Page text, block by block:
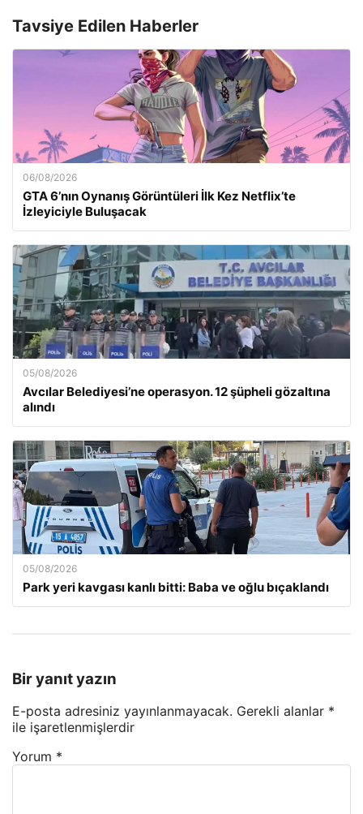
Tavsiye Edilen Haberler
06/08/2026
GTA 6’nın Oynanış Görüntüleri İlk Kez Netflix’te
İzleyiciyle Buluşacak
05/08/2026
Avcılar Belediyesi’ne operasyon. 12 şüpheli gözaltına
alındı
05/08/2026
Park yeri kavgası kanlı bitti: Baba ve oğlu bıçaklandı
Bir yanıt yazın
E-posta adresiniz yayınlanmayacak. Gerekli alanlar *
ile işaretlenmişlerdir
Yorum *